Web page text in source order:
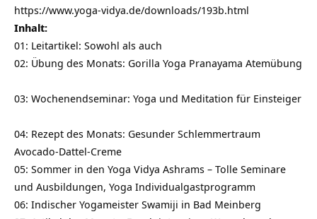
https://www.yoga-vidya.de/downloads/193b.html
Inhalt:
01: Leitartikel: Sowohl als auch
02: Übung des Monats: Gorilla Yoga Pranayama Atemübung
03: Wochenendseminar: Yoga und Meditation für Einsteiger
04: Rezept des Monats: Gesunder Schlemmertraum
Avocado-Dattel-Creme
05: Sommer in den Yoga Vidya Ashrams – Tolle Seminare
und Ausbildungen, Yoga Individualgastprogramm
06: Indischer Yogameister Swamiji in Bad Meinberg